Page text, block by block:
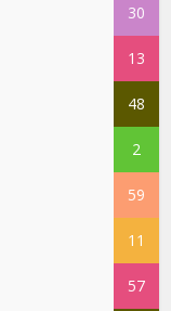
30
13
48
2
59
11
57